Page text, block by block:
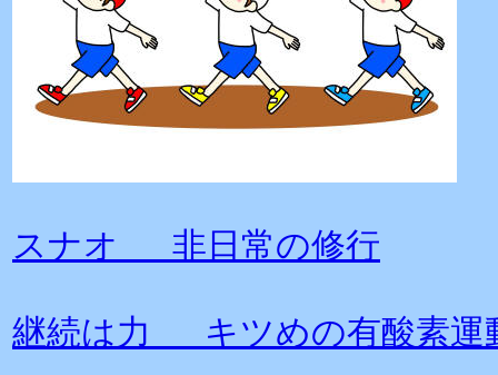
スナオ 非日常の修行
継続は力 キツめの有酸素運